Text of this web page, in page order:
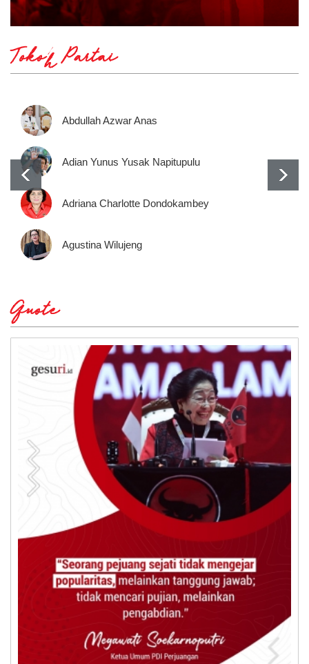
Tokoh Partai
Abdullah Azwar Anas
Adian Yunus Yusak Napitupulu
Adriana Charlotte Dondokambey
Agustina Wilujeng
Quote